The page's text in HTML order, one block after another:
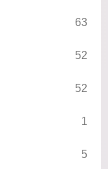
63
52
52
1
5